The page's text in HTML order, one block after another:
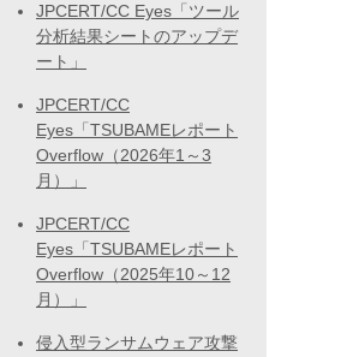
JPCERT/CC Eyes「ツール
分析結果シートのアップデ
ート」
JPCERT/CC
Eyes「TSUBAMEレポート
Overflow（2026年1～3
月）」
JPCERT/CC
Eyes「TSUBAMEレポート
Overflow（2025年10～12
月）」
侵入型ランサムウェア攻撃